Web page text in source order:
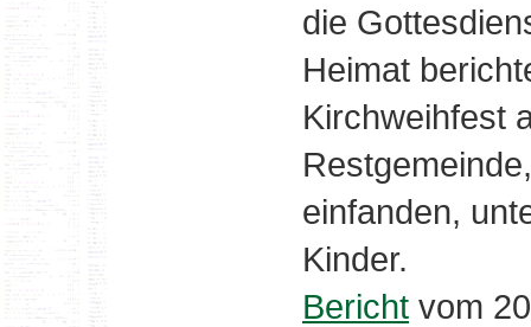
die
Heimat
Kirchweihfest
einfanden,
Kinder.
Bericht vom